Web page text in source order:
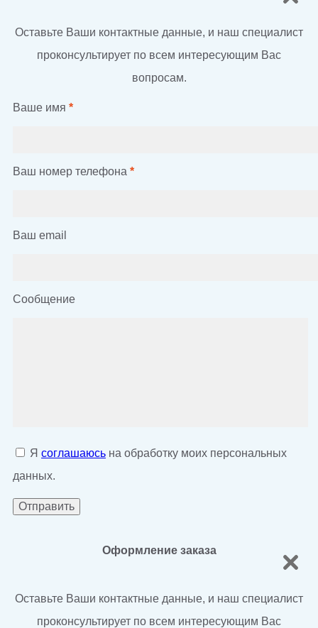
Оставьте Ваши контактные данные, и наш специалист
проконсультирует по всем интересующим Вас
вопросам.
Ваше имя *
Ваш номер телефона *
Ваш email
Сообщение
Я соглашаюсь на обработку моих персональных
данных.
Оформление заказа
Оставьте Ваши контактные данные, и наш специалист
проконсультирует по всем интересующим Вас